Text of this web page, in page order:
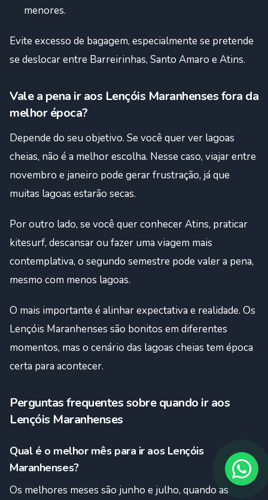
menores.
Evite excesso de bagagem, especialmente se pretende
se deslocar entre Barreirinhas, Santo Amaro e Atins.
Vale a pena ir aos Lençóis Maranhenses fora da
melhor época?
Depende do seu objetivo. Se você quer ver lagoas
cheias, não é a melhor escolha. Nesse caso, viajar entre
novembro e janeiro pode gerar frustração, já que
muitas lagoas estarão secas.
Por outro lado, se você quer conhecer Atins, praticar
kitesurf, descansar ou fazer uma viagem mais
contemplativa, o segundo semestre pode valer a pena,
mesmo com menos lagoas.
O mais importante é alinhar expectativa e realidade. Os
Lençóis Maranhenses são bonitos em diferentes
momentos, mas o cenário das lagoas cheias tem época
certa para acontecer.
Perguntas frequentes sobre quando ir aos
Lençóis Maranhenses
Qual é o melhor mês para ir aos Lençóis
Maranhenses?
Os melhores meses são junho e julho, quando as